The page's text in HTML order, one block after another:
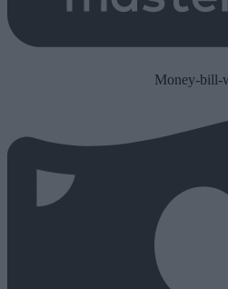
Money-bill-